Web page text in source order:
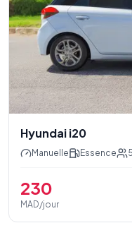
Hyundai i20
Manuelle Essence 5
230
MAD/jour